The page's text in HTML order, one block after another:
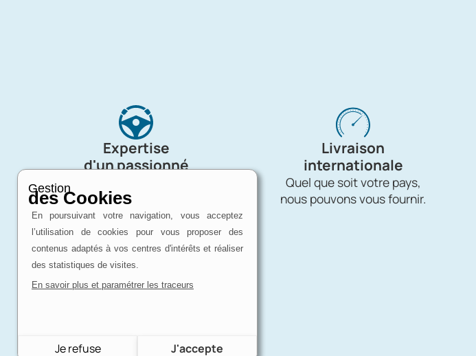
Expertise
d'un passionné
Charron Auto Rétro, c'est avant tout
une affaire de passion !
Livraison
internationale
Quel que soit votre pays,
nous pouvons vous fournir.
Gestion
des Cookies
En poursuivant votre navigation, vous acceptez
l’utilisation de cookies pour vous proposer des
contenus adaptés à vos centres d'intérêts et réaliser
des statistiques de visites.
En savoir plus et paramétrer les traceurs
Je refuse J'accepte